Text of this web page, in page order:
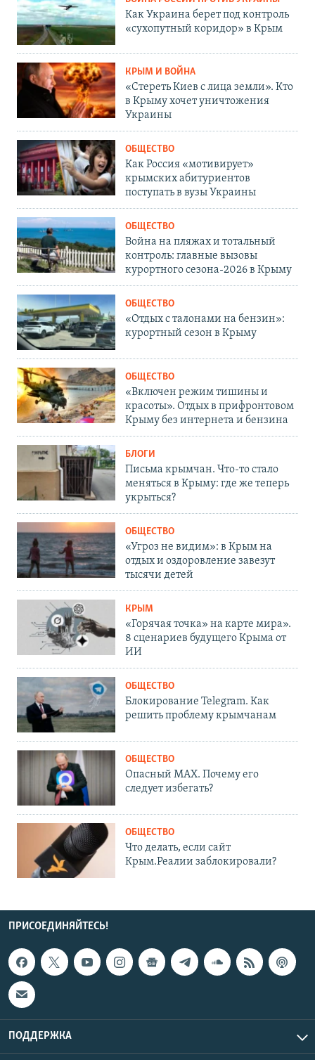
Как Украина берет под контроль
«сухопутный коридор» в Крым
КРЫМ И ВОЙНА
«Стереть Киев с лица земли». Кто
в Крыму хочет уничтожения
Украины
ОБЩЕСТВО
Как Россия «мотивирует»
крымских абитуриентов
поступать в вузы Украины
ОБЩЕСТВО
Война на пляжах и тотальный
контроль: главные вызовы
курортного сезона-2026 в Крыму
ОБЩЕСТВО
«Отдых с талонами на бензин»:
курортный сезон в Крыму
ОБЩЕСТВО
«Включен режим тишины и
красоты». Отдых в прифронтовом
Крыму без интернета и бензина
БЛОГИ
Письма крымчан. Что-то стало
меняться в Крыму: где же теперь
укрыться?
ОБЩЕСТВО
«Угроз не видим»: в Крым на
отдых и оздоровление завезут
тысячи детей
КРЫМ
«Горячая точка» на карте мира».
8 сценариев будущего Крыма от
ИИ
ОБЩЕСТВО
Блокирование Telegram. Как
решить проблему крымчанам
ОБЩЕСТВО
Опасный MAX. Почему его
следует избегать?
ОБЩЕСТВО
Что делать, если сайт
Крым.Реалии заблокировали?
ПРИСОЕДИНЯЙТЕСЬ!
ПОДДЕРЖКА